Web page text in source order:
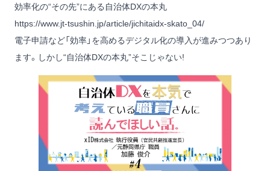
効率化の“その先”にある自治体DXの本丸
https://www.jt-tsushin.jp/article/jichitaidx-skato_04/
電子申請など「効率」を高めるデジタル化の導入が進みつつあり
ます。しかし“自治体DXの本丸”そこじゃない!